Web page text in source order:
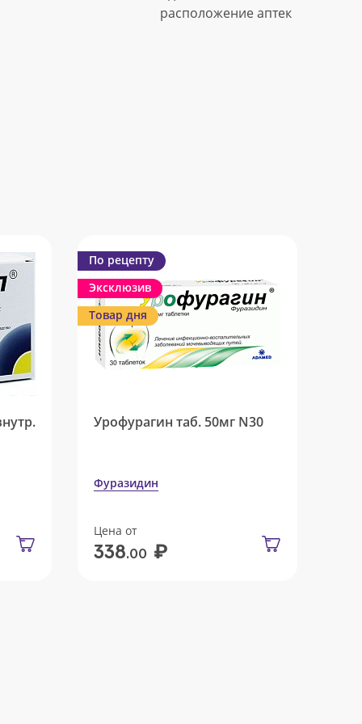
расположение аптек
По рецепту
Эксклюзив
Товар дня
Урофурагин таб. 50мг N30
Фуразидин
Цена от
338.00 ₽